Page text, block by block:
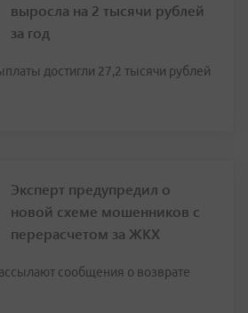
выросла на 2 тысячи рублей
за год
достигли 27,2 тысячи рублей
Эксперт предупредил о
новой схеме мошенников с
перерасчетом за ЖКХ
сообщения о возврате